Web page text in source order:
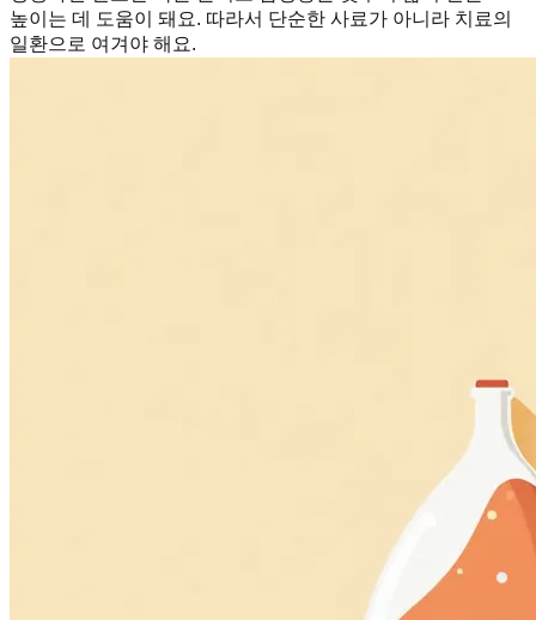
높이는 데 도움이 돼요. 따라서 단순한 사료가 아니라 치료의
일환으로 여겨야 해요.